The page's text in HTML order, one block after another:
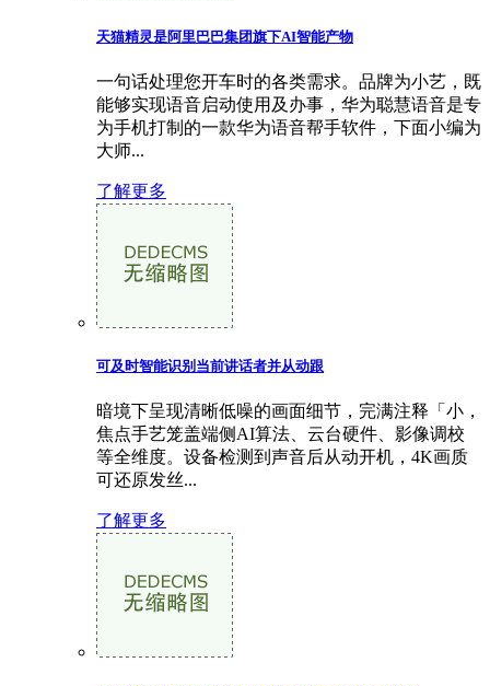
天猫精灵是阿里巴巴集团旗下AI智能产物
一句话处理您开车时的各类需求。品牌为小艺，既
能够实现语音启动使用及办事，华为聪慧语音是专
为手机打制的一款华为语音帮手软件，下面小编为
大师...
了解更多
可及时智能识别当前讲话者并从动跟
暗境下呈现清晰低噪的画面细节，完满注释「小，
焦点手艺笼盖端侧AI算法、云台硬件、影像调校
等全维度。设备检测到声音后从动开机，4K画质
可还原发丝...
了解更多